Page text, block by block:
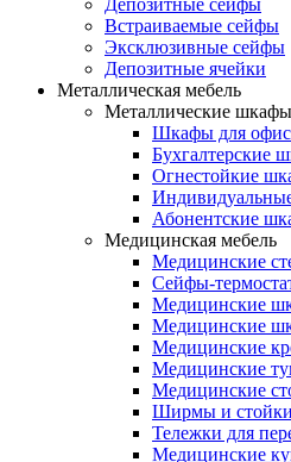
Депозитные сейфы
Встраиваемые сейфы
Эксклюзивные сейфы
Депозитные ячейки
Металлическая мебель
Металлические шкафы
Шкафы для
Бухгалтерские
Огнестойкие
Абонентские
Медицинская мебель
Медицинские
Сейфы-
Медицинские
Медицинские
Медицинские
Медицинские
Медицинские
Ширмы и стойки
Тележки для
Медицинские